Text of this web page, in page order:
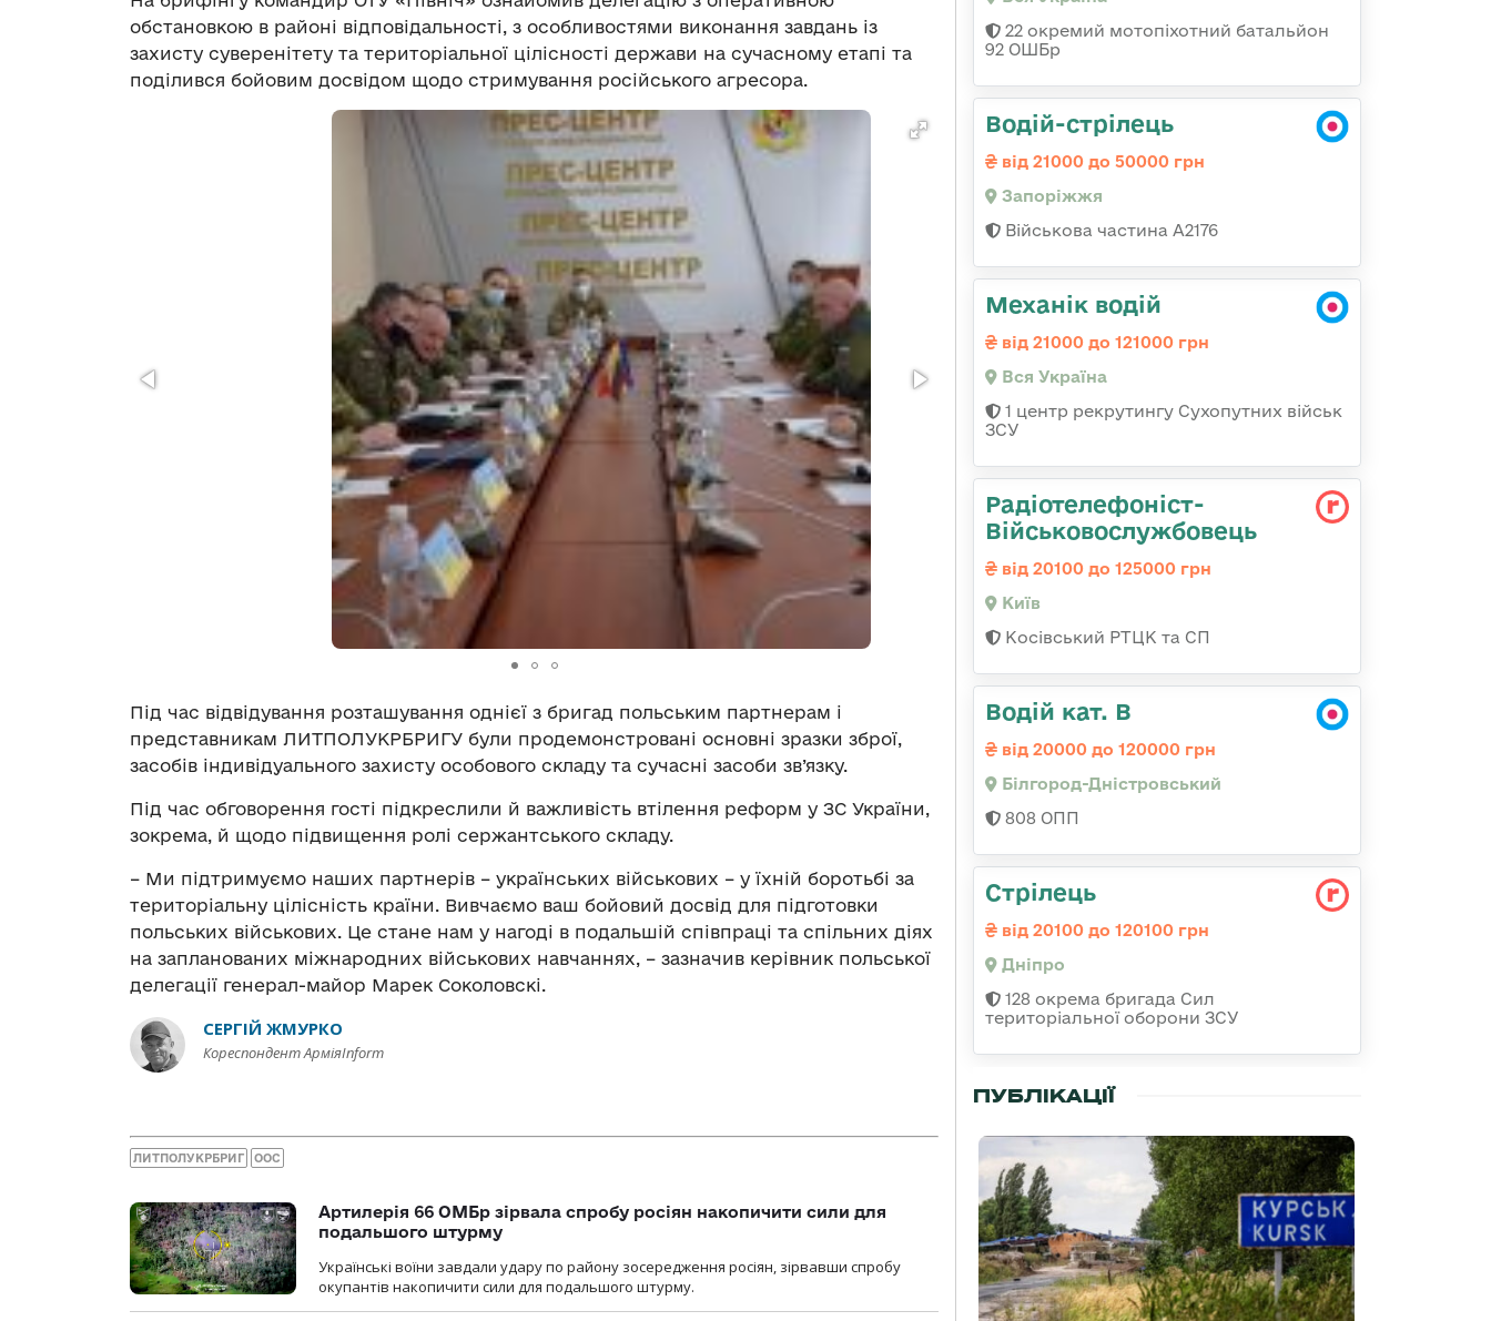
обстановкою в районі відповідальності, з особливостями виконання завдань із
захисту суверенітету та територіальної цілісності держави на сучасному етапі та
поділився бойовим досвідом щодо стримування російського агресора.
Під час відвідування розташування однієї з бригад польським партнерам і
представникам ЛИТПОЛУКРБРИГУ були продемонстровані основні зразки зброї,
засобів індивідуального захисту особового складу та сучасні засоби зв’язку.
Під час обговорення гості підкреслили й важливість втілення реформ у ЗС України,
зокрема, й щодо підвищення ролі сержантського складу.
– Ми підтримуємо наших партнерів – українських військових – у їхній боротьбі за
територіальну цілісність країни. Вивчаємо ваш бойовий досвід для підготовки
польських військових. Це стане нам у нагоді в подальшій співпраці та спільних діях
на запланованих міжнародних військових навчаннях, – зазначив керівник польської
делегації генерал-майор Марек Соколовскі.
СЕРГІЙ ЖМУРКО
Кореспондент АрміяInform
ЛИТПОЛУКРБРИГ ООС
Артилерія 66 ОМБр зірвала спробу росіян накопичити сили для
подальшого штурму
Українські воїни завдали удару по району зосередження росіян, зірвавши спробу
окупантів накопичити сили для подальшого штурму.
22 окремий мотопіхотний батальйон
92 ОШБр
Водій-стрілець
від 21000 до 50000 грн
Запоріжжя
Військова частина А2176
Механік водій
від 21000 до 121000 грн
Вся Україна
1 центр рекрутингу Сухопутних військ
ЗСУ
Радіотелефоніст-
Військовослужбовець
від 20100 до 125000 грн
Київ
Косівський РТЦК та СП
Водій кат. В
від 20000 до 120000 грн
Білгород-Дністровський
808 ОПП
Стрілець
від 20100 до 120100 грн
Дніпро
128 окрема бригада Сил
територіальної оборони ЗСУ
ПУБЛІКАЦІЇ